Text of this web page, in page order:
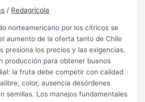
/ Redagrícola
norteamericano por los cítricos se
aumento de la oferta tanto de Chile
presiona los precios y las exigencias.
producción para obtener buenos
la fruta debe competir con calidad
color, ausencia desórdenes
semillas. Los manejos fundamentales